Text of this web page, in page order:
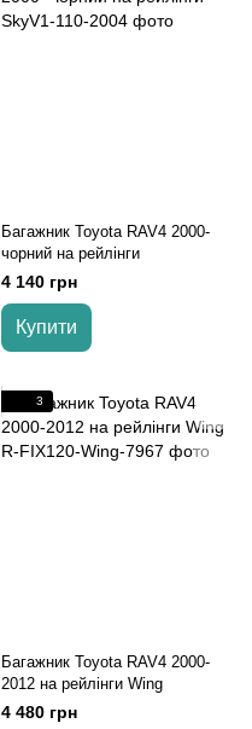
Багажник Toyota RAV4 2000-
чорний на рейлінги
4 140 грн
Купити
3
Багажник Toyota RAV4 2000-
2012 на рейлінги Wing
4 480 грн